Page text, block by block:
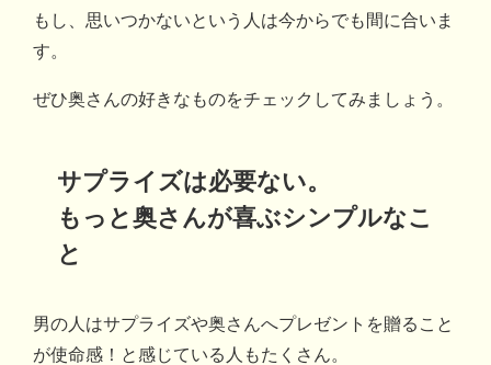
もし、思いつかないという人は今からでも間に合いま
す。
ぜひ奥さんの好きなものをチェックしてみましょう。
サプライズは必要ない。
もっと奥さんが喜ぶシンプルなこ
と
男の人はサプライズや奥さんへプレゼントを贈ること
が使命感！と感じている人もたくさん。